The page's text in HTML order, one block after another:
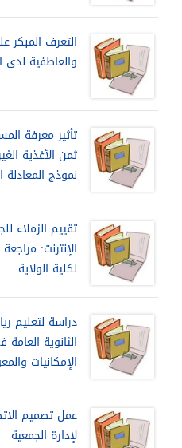
التعرف المبكر
والعاطفية لدى
تأثير معرفة
ثمن الأغذية
نموذج المعادلة
تقييم الزملاء
لكلية الولاية
دراسة لتعليم
الثانوية
الإمكانيات
عمل تصميم
لإدارة الجمعية